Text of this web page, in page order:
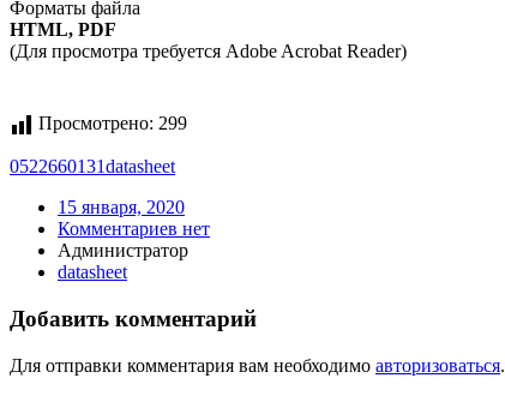
Форматы файла
HTML, PDF
(Для просмотра требуется Adobe Acrobat Reader)
Просмотрено: 299
0522660131datasheet
15 января, 2020
Комментариев нет
Администратор
datasheet
Добавить комментарий
Для отправки комментария вам необходимо авторизоваться.